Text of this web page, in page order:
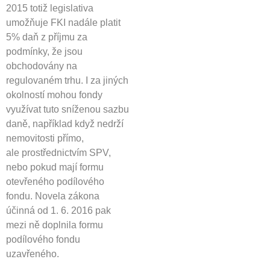
2015 totiž legislativa
umožňuje FKI nadále platit
5% daň z příjmu za
podmínky, že jsou
obchodovány na
regulovaném trhu. I za jiných
okolností mohou fondy
využívat tuto sníženou sazbu
daně, například když nedrží
nemovitosti přímo,
ale prostřednictvím SPV,
nebo pokud mají formu
otevřeného podílového
fondu. Novela zákona
účinná od 1. 6. 2016 pak
mezi ně doplnila formu
podílového fondu
uzavřeného.